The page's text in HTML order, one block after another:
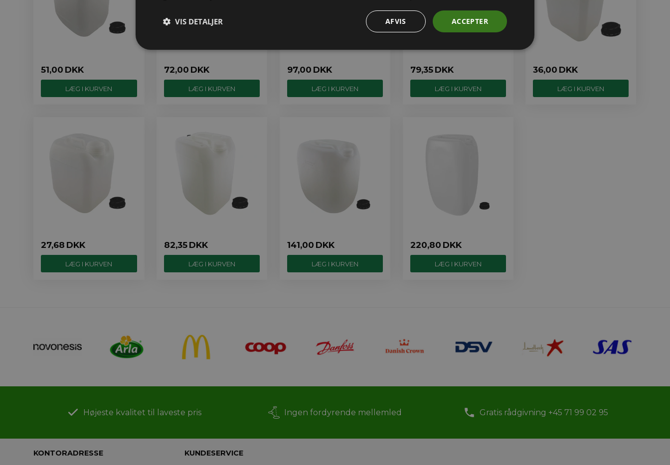
51,00 DKK 72,00 DKK 97,00 DKK 79,35 DKK 36,00 DKK
27,68 DKK 82,35 DKK 141,00 DKK 220,80 DKK
Højeste kvalitet til laveste pris Ingen fordyrende mellemled Gratis rådgivning +45 71 99 02 95
KONTORADRESSE KUNDESERVICE
ACCEPTER
AFVIS
VIS DETALJER